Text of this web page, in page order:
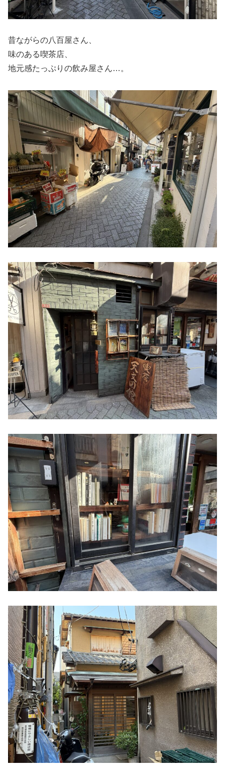
昔ながらの八百屋さん、
味のある喫茶店、
地元感たっぷりの飲み屋さん…。